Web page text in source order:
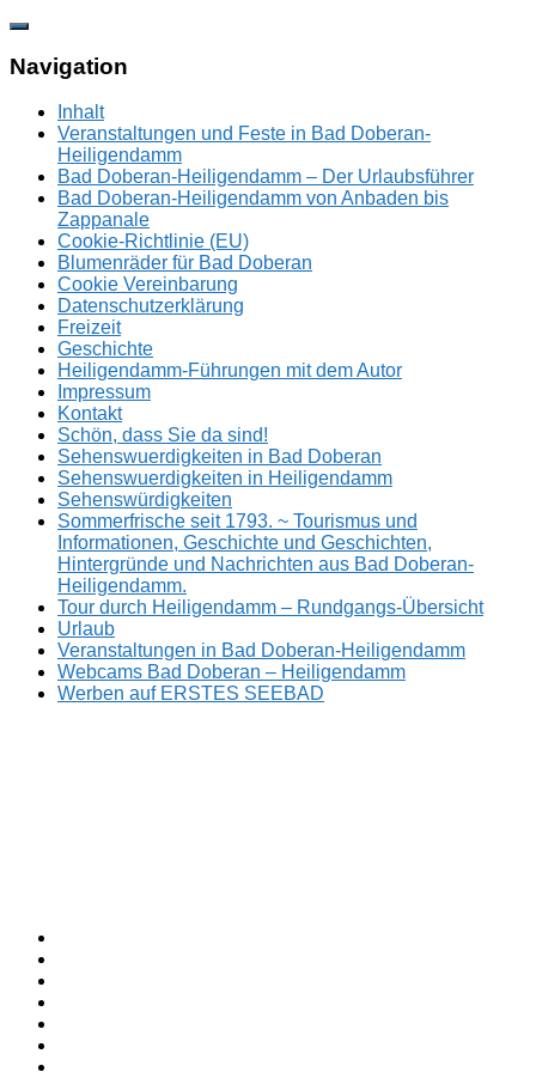
Zum
springen
Navigation
Inhalt
Veranstaltungen und Feste in Bad Doberan-
Heiligendamm
Bad Doberan-Heiligendamm – Der Urlaubsführer
Bad Doberan-Heiligendamm von Anbaden bis
Zappanale
Cookie-Richtlinie (EU)
Blumenräder für Bad Doberan
Cookie Vereinbarung
Datenschutzerklärung
Freizeit
Geschichte
Heiligendamm-Führungen mit dem Autor
Impressum
Kontakt
Schön, dass Sie da sind!
Sehenswuerdigkeiten in Bad Doberan
Sehenswuerdigkeiten in Heiligendamm
Sehenswürdigkeiten
Sommerfrische seit 1793. ~ Tourismus und
Informationen, Geschichte und Geschichten,
Hintergründe und Nachrichten aus Bad Doberan-
Heiligendamm.
Tour durch Heiligendamm – Rundgangs-Übersicht
Urlaub
Veranstaltungen in Bad Doberan-Heiligendamm
Webcams Bad Doberan – Heiligendamm
Werben auf ERSTES SEEBAD
ERSTES
SEEBAD
Sommerfrische
seit
1793.